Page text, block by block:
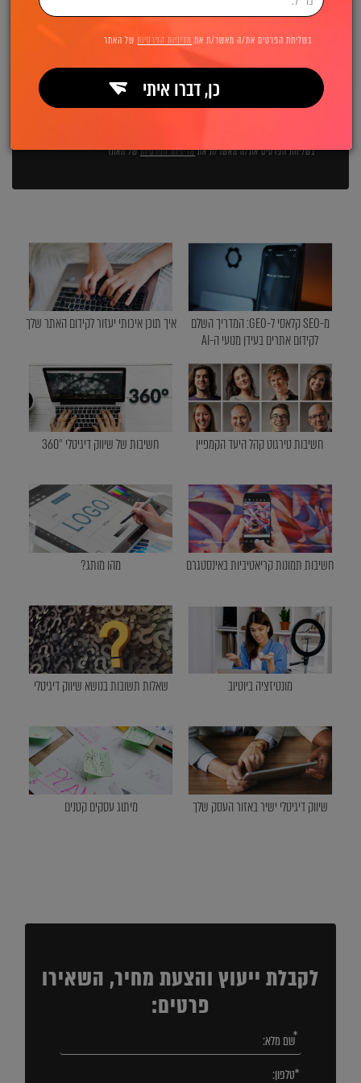
בשליחת הפרטים את/ה מאשר/ת אתמדיניות הפרטיותשל האתר
מ-SEO קלאסי ל-GEO: המדריך השלם
לקידום אתרים בעידן מנועי ה-AI
איך תוכן איכותי יעזור לקידום האתר שלך
חשיבות טירגוט קהל היעד הקמפיין חשיבות של שיווק דיגיטלי 360°
חשיבות תמונות קריאטיביות באינסטגרם מהו מותג?
מונטיזציה ביוטיוב שאלות תשובות בנושא שיווק דיגיטלי
שיווק דיגיטלי ישיר באזור העסק שלך מיתוג עסקים קטנים
לקבלת ייעוץ והצעת מחיר, השאירו
פרטים:
בשליחת הפרטים את/ה מאשר/ת את מדיניות הפרטיותשל האתר
כן, דברו איתי